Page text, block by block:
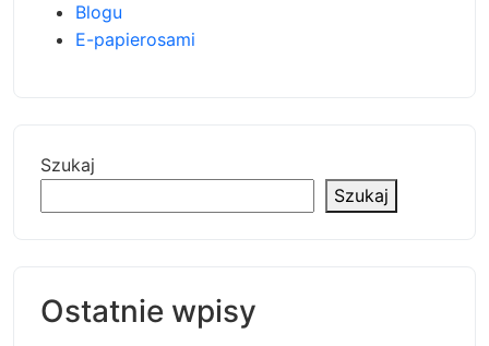
Blogu
E-papierosami
Szukaj
Szukaj
Ostatnie wpisy